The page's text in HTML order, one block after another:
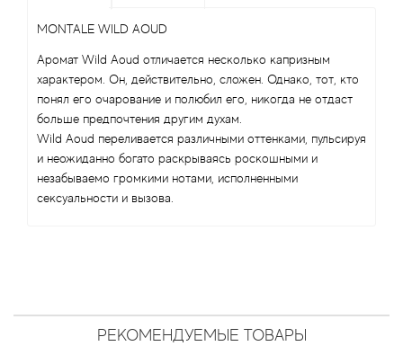
MONTALE WILD AOUD
Аромат Wild Aoud отличается несколько капризным
характером. Он, действительно, сложен. Однако, тот, кто
понял его очарование и полюбил его, никогда не отдаст
больше предпочтения другим духам.
Wild Aoud переливается различными оттенками, пульсируя
и неожиданно богато раскрываясь роскошными и
незабываемо громкими нотами, исполненными
сексуальности и вызова.
РЕКОМЕНДУЕМЫЕ ТОВАРЫ
Antonia's Flowers
Antonio Banderas
Antonio Puig
Antonio Visconti
Aquolina